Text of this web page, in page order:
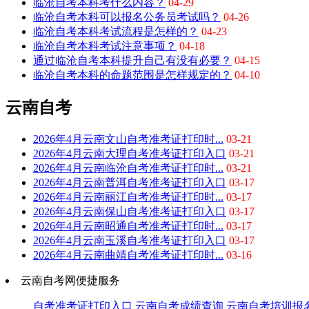
临沧自考本科可以报名公务员考试吗？ 04-26
临沧自考本科考试流程是怎样的？ 04-23
临沧自考本科考试注意事项？ 04-18
通过临沧自考本科提升自己有没有必要？ 04-15
临沧自考本科的命题范围是怎样规定的？ 04-10
云南自考
2026年4月云南文山自考准考证打印时... 03-21
2026年4月云南大理自考准考证打印入口 03-21
2026年4月云南临沧自考准考证打印时... 03-21
2026年4月云南普洱自考准考证打印入口 03-17
2026年4月云南丽江自考准考证打印时... 03-17
2026年4月云南保山自考准考证打印入口 03-17
2026年4月云南昭通自考准考证打印时... 03-17
2026年4月云南玉溪自考准考证打印入口 03-17
2026年4月云南曲靖自考准考证打印时... 03-16
云南自考网便捷服务
自考准考证打印入口 云南自考成绩查询 云南自考培训报